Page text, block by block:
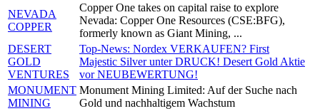
NEVADA
COPPER
Copper One takes on capital raise to explore
Nevada: Copper One Resources (CSE:BFG),
formerly known as Giant Mining, ...
DESERT
GOLD
VENTURES
Top-News: Nordex VERKAUFEN? First
Majestic Silver unter DRUCK! Desert Gold Aktie
vor NEUBEWERTUNG!
MONUMENT
MINING
Monument Mining Limited: Auf der Suche nach
Gold und nachhaltigem Wachstum